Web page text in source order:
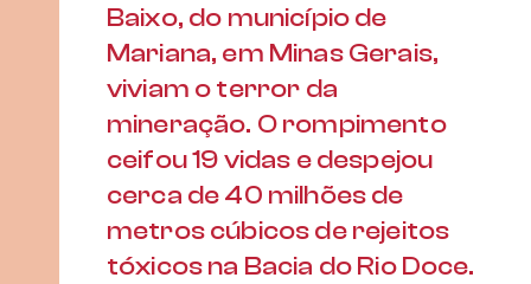
Baixo, do município de
Mariana, em Minas Gerais,
viviam o terror da
mineração. O rompimento
ceifou 19 vidas e despejou
cerca de 40 milhões de
metros cúbicos de rejeitos
tóxicos na Bacia do Rio Doce.